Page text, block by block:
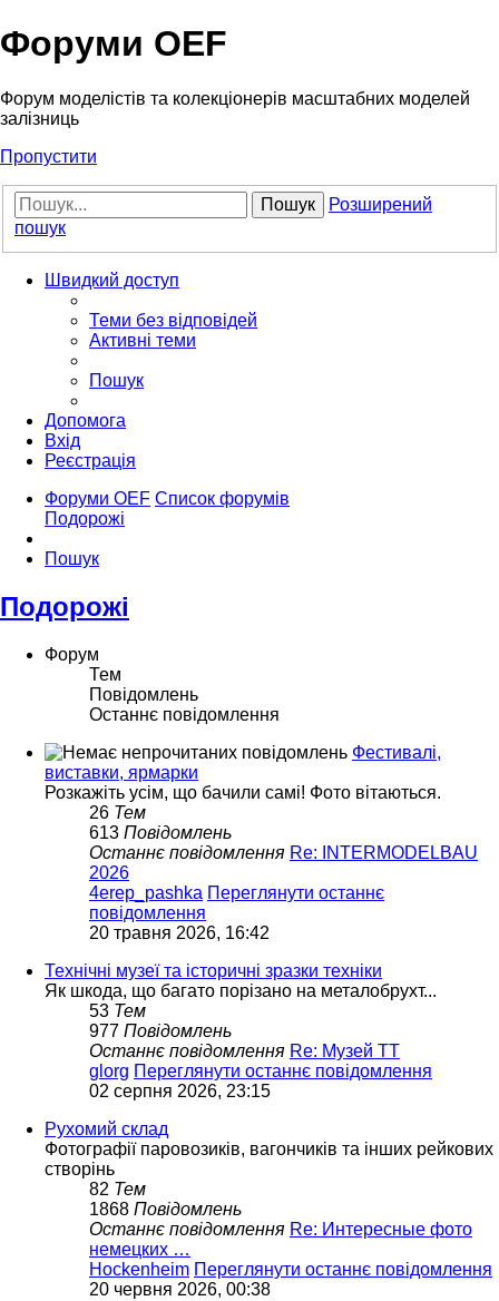
Форуми OEF
Форум моделістів та колекціонерів масштабних моделей
залізниць
Пропустити
Пошук
Розширений
пошук
Швидкий доступ
Теми без відповідей
Активні теми
Пошук
Допомога
Вхід
Реєстрація
Форуми OEF Список форумів
Подорожі
Пошук
Подорожі
Форум
Тем
Повідомлень
Останнє повідомлення
Фестивалі,
виставки, ярмарки
Розкажіть усім, що бачили самі! Фото вітаються.
26 Тем
613 Повідомлень
Останнє повідомлення Re: INTERMODELBAU
2026
4erep_pashka Переглянути останнє
повідомлення
20 травня 2026, 16:42
Технічні музеї та історичні зразки техніки
Як шкода, що багато порізано на металобрухт...
53 Тем
977 Повідомлень
Останнє повідомлення Re: Музей ТТ
glorg Переглянути останнє повідомлення
02 серпня 2026, 23:15
Рухомий склад
Фотографії паровозиків, вагончиків та інших рейкових
створінь
82 Тем
1868 Повідомлень
Останнє повідомлення Re: Интересные фото
немецких …
Hockenheim Переглянути останнє повідомлення
20 червня 2026, 00:38